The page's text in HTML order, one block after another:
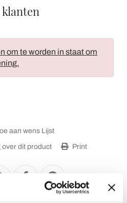
om te worden in staat om
aan wens Lijst
over dit product Print